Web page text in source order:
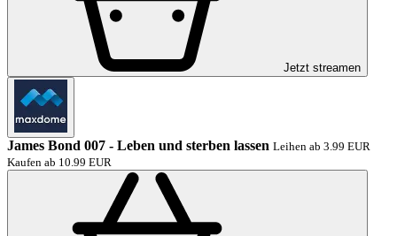
Jetzt streamen
James Bond 007 - Leben und sterben lassen Leihen ab 3.99 EUR
Kaufen ab 10.99 EUR